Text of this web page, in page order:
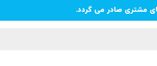
مشتری صادر می گردد.